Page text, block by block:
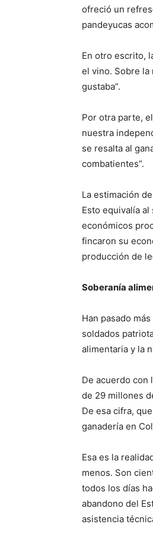
ofreció un
pandeyucas
En otro escrito,
el vino. Sobre la
gustaba”.
Por otra parte,
nuestra
se resalta al
combatientes”.
La estimación
Esto equivalía
económicos
fincaron su
producción de
Soberanía
Han pasado
soldados
alimentaria y la
De acuerdo con
de 29 millones
De esa cifra,
ganadería en
Esa es la
menos. Son
todos los días
abandono del
asistencia